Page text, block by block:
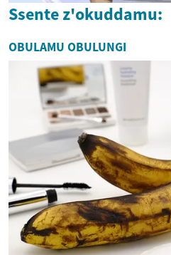
Ssente z'okuddamu:
OBULAMU OBULUNGI